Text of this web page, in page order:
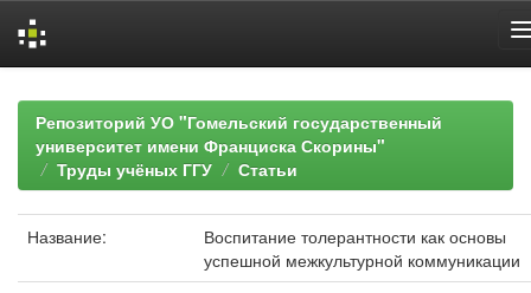
navigationРепозиторий УО "Гомельский государственный
университет имени Франциска Скорины"
Труды учёных ГГУ
Статьи
Название:
Воспитание толерантности как основы
успешной межкультурной коммуникации